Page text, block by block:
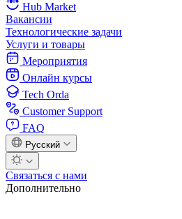
Hub Market
Вакансии
Технологические задачи
Услуги и товары
Мероприятия
Онлайн курсы
Tech Orda
Customer Support
FAQ
Русский
Связаться с нами
Дополнительно